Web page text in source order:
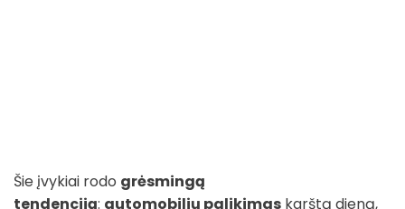
Šie įvykiai rodo grėsmingą
tendenciją: automobilių palikimas karštą dieną,